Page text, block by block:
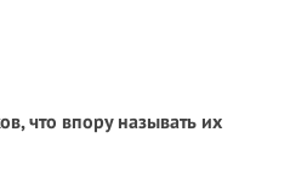
что впору называть их